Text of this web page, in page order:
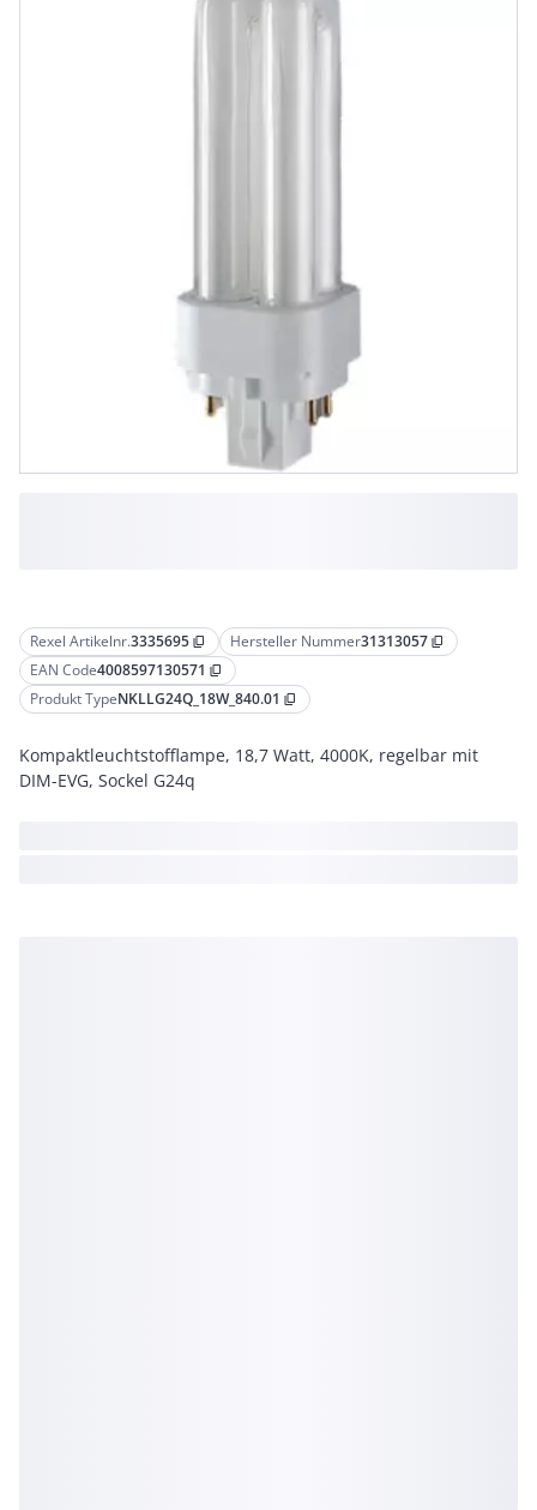
Rexel Artikelnr.3335695 content_copy Hersteller Nummer31313057 content_copy
EAN Code4008597130571 content_copy
Produkt TypeNKLLG24Q_18W_840.01 content_copy
Kompaktleuchtstofflampe, 18,7 Watt, 4000K, regelbar mit
DIM-EVG, Sockel G24q